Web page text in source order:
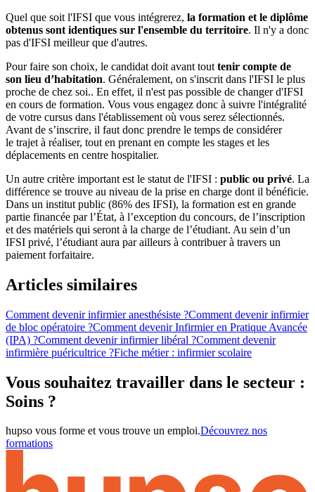
Quel que soit l'IFSI que vous intégrerez, la formation et le diplôme
obtenus sont identiques sur l'ensemble du territoire. Il n'y a donc
pas d'IFSI meilleur que d'autres.
Pour faire son choix, le candidat doit avant tout tenir compte de
son lieu d’habitation. Généralement, on s'inscrit dans l'IFSI le plus
proche de chez soi.. En effet, il n'est pas possible de changer d'IFSI
en cours de formation. Vous vous engagez donc à suivre l'intégralité
de votre cursus dans l'établissement où vous serez sélectionnés.
Avant de s’inscrire, il faut donc prendre le temps de considérer
le trajet à réaliser, tout en prenant en compte les stages et les
déplacements en centre hospitalier.
Un autre critère important est le statut de l'IFSI : public ou privé. La
différence se trouve au niveau de la prise en charge dont il bénéficie.
Dans un institut public (86% des IFSI), la formation est en grande
partie financée par l’État, à l’exception du concours, de l’inscription
et des matériels qui seront à la charge de l’étudiant. Au sein d’un
IFSI privé, l’étudiant aura par ailleurs à contribuer à travers un
paiement forfaitaire.
Articles similaires
Comment devenir infirmier anesthésiste ?Comment devenir infirmier
de bloc opératoire ?Comment devenir Infirmier en Pratique Avancée
(IPA) ?Comment devenir infirmier libéral ?Comment devenir
infirmière puéricultrice ?Fiche métier : infirmier scolaire
Vous souhaitez travailler dans le secteur :
Soins ?
hupso vous forme et vous trouve un emploi.Découvrez nos
formations